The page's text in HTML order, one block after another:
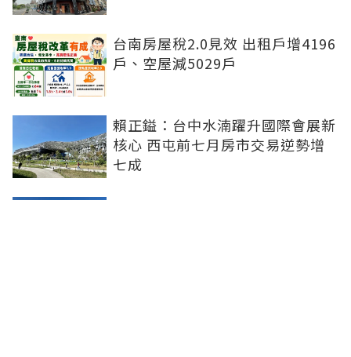
台南房屋稅2.0見效 出租戶增4196
戶、空屋減5029戶
賴正鎰：台中水湳躍升國際會展新
核心 西屯前七月房市交易逆勢增
七成